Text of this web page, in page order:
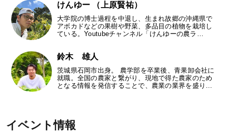
けんゆー （上原賢祐）
大学院の博士過程を中退し、生まれ故郷の沖縄県で
アボカドなどの果樹や野菜、多品目の植物を栽培し
ている。Youtubeチャンネル「けんゆーの農ラ…
鈴木 雄人
茨城県石岡市出身。 農学部を卒業後、青果卸会社に
就職。全国の農家と繋がり、現地で得た農家のため
となる情報を発信することで、農業の業界を盛り…
イベント情報